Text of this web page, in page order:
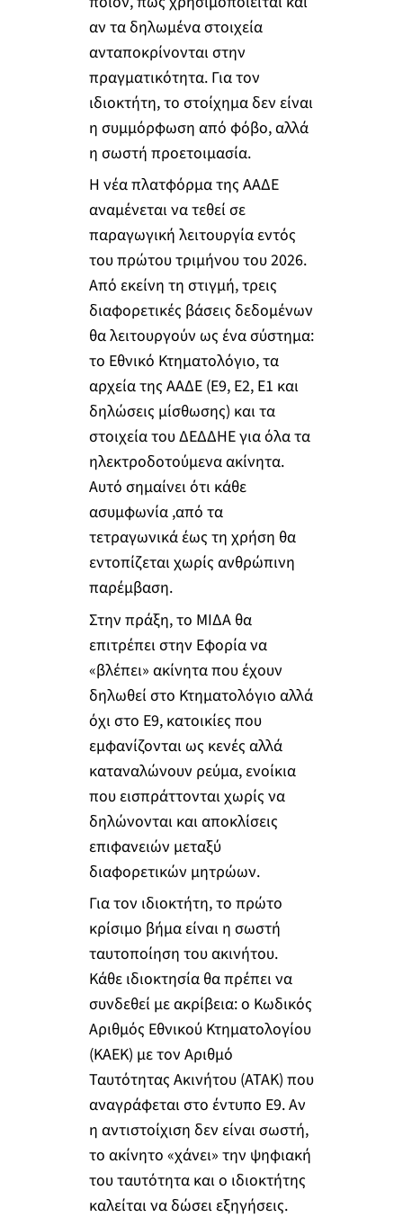
αν τα δηλωμένα στοιχεία
ανταποκρίνονται στην
πραγματικότητα. Για τον
ιδιοκτήτη, το στοίχημα δεν είναι
η συμμόρφωση από φόβο, αλλά
η σωστή προετοιμασία.
Η νέα πλατφόρμα της ΑΑΔΕ
αναμένεται να τεθεί σε
παραγωγική λειτουργία εντός
του πρώτου τριμήνου του 2026.
Από εκείνη τη στιγμή, τρεις
διαφορετικές βάσεις δεδομένων
θα λειτουργούν ως ένα σύστημα:
το Εθνικό Κτηματολόγιο, τα
αρχεία της ΑΑΔΕ (Ε9, Ε2, Ε1 και
δηλώσεις μίσθωσης) και τα
στοιχεία του ΔΕΔΔΗΕ για όλα τα
ηλεκτροδοτούμενα ακίνητα.
Αυτό σημαίνει ότι κάθε
ασυμφωνία ,από τα
τετραγωνικά έως τη χρήση θα
εντοπίζεται χωρίς ανθρώπινη
παρέμβαση.
Στην πράξη, το ΜΙΔΑ θα
επιτρέπει στην Εφορία να
«βλέπει» ακίνητα που έχουν
δηλωθεί στο Κτηματολόγιο αλλά
όχι στο Ε9, κατοικίες που
εμφανίζονται ως κενές αλλά
καταναλώνουν ρεύμα, ενοίκια
που εισπράττονται χωρίς να
δηλώνονται και αποκλίσεις
επιφανειών μεταξύ
διαφορετικών μητρώων.
Για τον ιδιοκτήτη, το πρώτο
κρίσιμο βήμα είναι η σωστή
ταυτοποίηση του ακινήτου.
Κάθε ιδιοκτησία θα πρέπει να
συνδεθεί με ακρίβεια: ο Κωδικός
Αριθμός Εθνικού Κτηματολογίου
(ΚΑΕΚ) με τον Αριθμό
Ταυτότητας Ακινήτου (ΑΤΑΚ) που
αναγράφεται στο έντυπο Ε9. Αν
η αντιστοίχιση δεν είναι σωστή,
το ακίνητο «χάνει» την ψηφιακή
του ταυτότητα και ο ιδιοκτήτης
καλείται να δώσει εξηγήσεις.